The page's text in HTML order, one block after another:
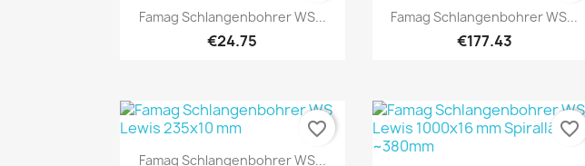
Quick view
Famag Schlangenbohrer WS...
€24.75
Quick view
Famag Schlangenbohrer WS...
€177.43
Quick view
Famag Schlangenbohrer WS...
favorite_border favorite_border